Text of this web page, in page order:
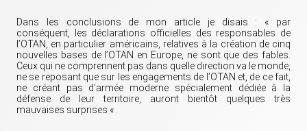
Dans les conclusions de mon article je disais : « par
conséquent, les déclarations officielles des responsables de
l’OTAN, en particulier américains, relatives à la création de cinq
nouvelles bases de l’OTAN en Europe, ne sont que des fables.
Ceux qui ne comprennent pas dans quelle direction va le monde,
ne se reposant que sur les engagements de l’OTAN et, de ce fait,
ne créant pas d’armée moderne spécialement dédiée à la
défense de leur territoire, auront bientôt quelques très
mauvaises surprises « .